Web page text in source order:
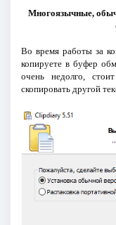
Многоязычные,
Во время работы за
копируете в буфер
очень недолго,
скопировать другой